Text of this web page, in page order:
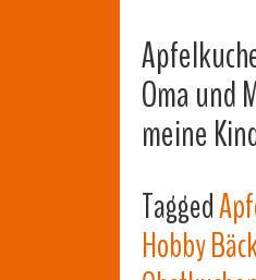
Oma und
meine
Tagged
Hobby